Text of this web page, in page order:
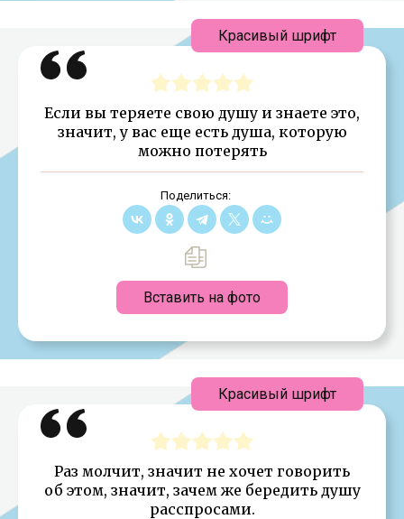
Если вы теряете свою душу и знаете это,
значит, у вас еще есть душа, которую
можно потерять
Поделиться:
Вставить на фото
Красивый шрифт
Раз молчит, значит не хочет говорить
об этом, значит, зачем же бередить душу
расспросами.
Красивый шрифт